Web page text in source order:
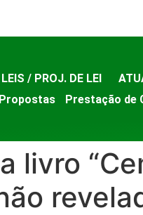
LEIS / PROJ. DE LEI
Prestação de
livro